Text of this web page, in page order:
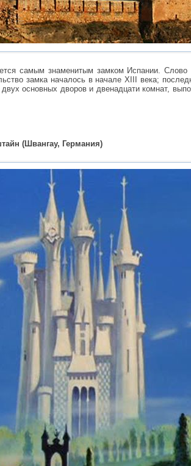
самым знаменитым замком Испании. Слово
замка началось в начале XIII века;
основных дворов и двенадцати комнат,
(Швангау, Германия)